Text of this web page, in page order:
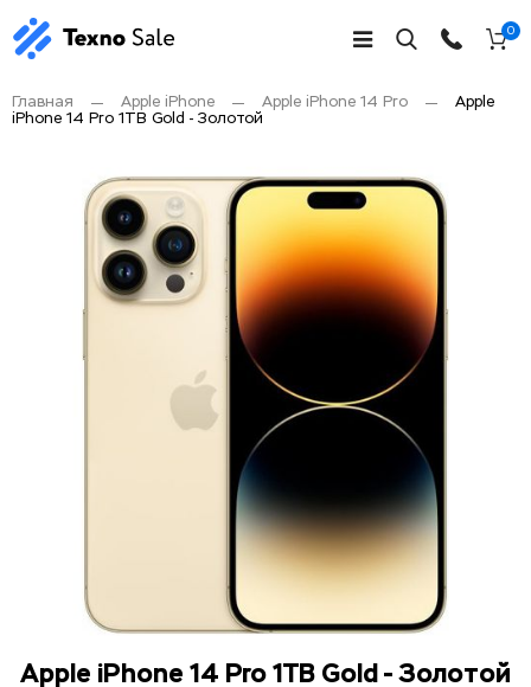
0
Главная Apple iPhone Apple iPhone 14 Pro
Apple
iPhone 14 Pro 1TB Gold - Золотой
Apple iPhone 14 Pro 1TB Gold - Золотой